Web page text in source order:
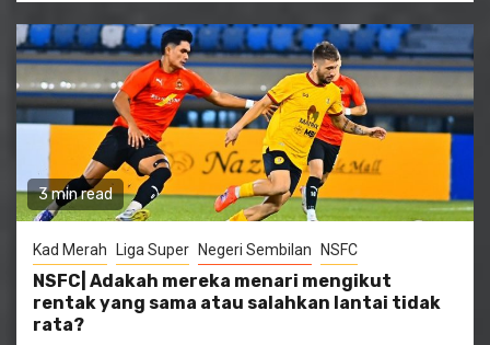
3 min read
Kad Merah Liga Super Negeri Sembilan NSFC
NSFC| Adakah mereka menari mengikut
rentak yang sama atau salahkan lantai tidak
rata?